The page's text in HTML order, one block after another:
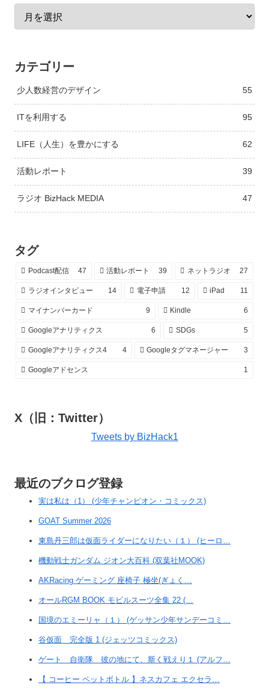
カテゴリー
少人数経営のデザイン 55
ITを利用する 95
LIFE（人生）を豊かにする 62
活動レポート 39
ラジオ BizHack MEDIA 47
タグ
Podcast配信 47 活動レポート 39 ネットラジオ 27
ラジオインタビュー 14 電子申請 12 iPad 11
マイナンバーカード 9 Kindle 6
Googleアナリティクス 6 SDGs 5
Googleアナリティクス4 4 Googleタグマネージャー 3
Googleアドセンス 1
X（旧：Twitter）
Tweets by BizHack1
最近のブクログ登録
実は私は（1） (少年チャンピオン・コミックス)
GOAT Summer 2026
東島丹三郎は仮面ライダーになりたい（１） (ヒーロ…
機動戦士ガンダム ジオン大百科 (双葉社MOOK)
AKRacing ゲーミング 座椅子 極坐(ぎょく…
オールRGM BOOK モビルスーツ全集 22 (…
国境のエミーリャ（１） (ゲッサン少年サンデーコミ…
谷仮面 完全版 1 (ジェッツコミックス)
ゲート 自衛隊 彼の地にて、斯く戦えり１ (アルフ…
【 コーヒー ペットボトル 】ネスカフェ エクセラ…